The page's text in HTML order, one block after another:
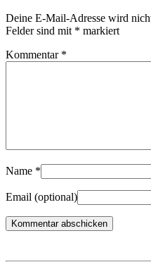
Deine E-Mail-Adresse wird
Felder sind mit * markiert
Kommentar *
Name *
Email (optional)